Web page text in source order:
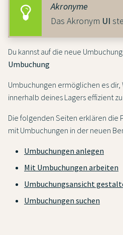
Akronyme
Das Akronym UI
Du kannst auf die neue
Umbuchung
Umbuchungen ermöglichen es
innerhalb deines Lagers effizient
Die folgenden Seiten erklären die
mit Umbuchungen in der neuen
Umbuchungen anlegen
Mit Umbuchungen arbeiten
Umbuchungsansicht
Umbuchungen suchen